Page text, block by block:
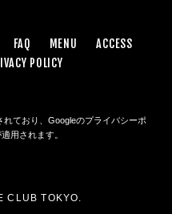
FAQ MENU
ACCESS
POLICY
れており、Googleのプライバシーポ
用されます。
CLUB TOKYO.